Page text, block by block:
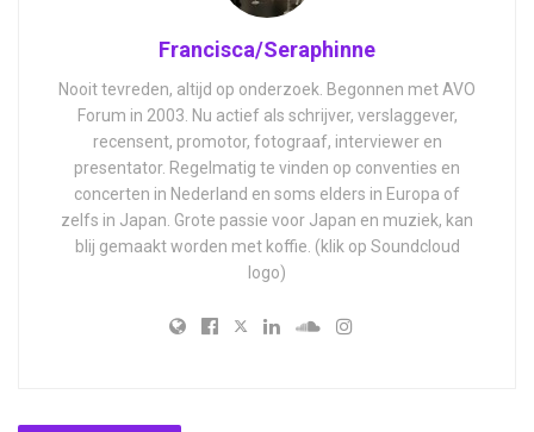
Francisca/Seraphinne
Nooit tevreden, altijd op onderzoek. Begonnen met AVO
Forum in 2003. Nu actief als schrijver, verslaggever,
recensent, promotor, fotograaf, interviewer en
presentator. Regelmatig te vinden op conventies en
concerten in Nederland en soms elders in Europa of
zelfs in Japan. Grote passie voor Japan en muziek, kan
blij gemaakt worden met koffie. (klik op Soundcloud
logo)